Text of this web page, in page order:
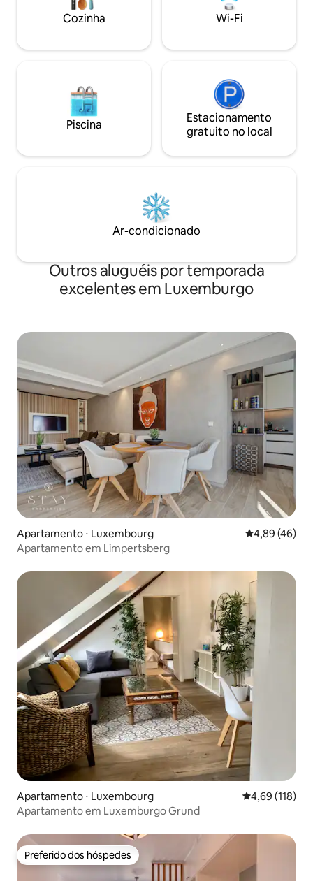
velocidade e um terraço ensolarado
para relaxar após um dia produtivo
Luxemburgo,
sua estadia fácil,
Cozinha Wi-Fi
Piscina
Estacionamento
gratuito no local
Ar-condicionado
Outros aluguéis por temporada
excelentes em Luxemburgo
Apartamento ⋅ Luxembourg 4,89 de uma
4,89 (46)
Apartamento em Limpertsberg
Apartamento ⋅ Luxembourg 4,69 de uma
4,69 (118)
Apartamento em Luxemburgo Grund
Preferido dos hóspedes
Preferido dos hóspedes